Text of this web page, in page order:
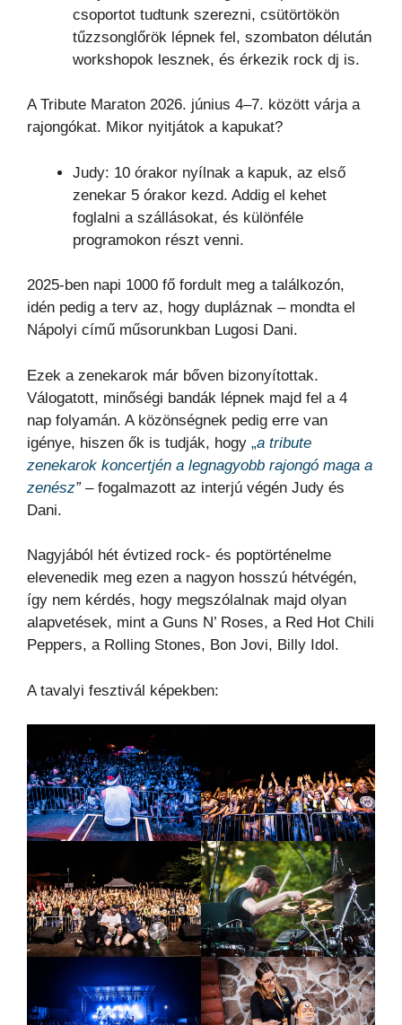
csoportot tudtunk szerezni, csütörtökön
tűzzsonglőrök lépnek fel, szombaton délután
workshopok lesznek, és érkezik rock dj is.
A Tribute Maraton 2026. június 4–7. között várja a
rajongókat. Mikor nyitjátok a kapukat?
Judy: 10 órakor nyílnak a kapuk, az első
zenekar 5 órakor kezd. Addig el kehet
foglalni a szállásokat, és különféle
programokon részt venni.
2025-ben napi 1000 fő fordult meg a találkozón,
idén pedig a terv az, hogy dupláznak – mondta el
Nápolyi című műsorunkban Lugosi Dani.
Ezek a zenekarok már bőven bizonyítottak.
Válogatott, minőségi bandák lépnek majd fel a 4
nap folyamán. A közönségnek pedig erre van
igénye, hiszen ők is tudják, hogy „a tribute
zenekarok koncertjén a legnagyobb rajongó maga a
zenész”– fogalmazott az interjú végén Judy és
Dani.
Nagyjából hét évtized rock- és poptörténelme
elevenedik meg ezen a nagyon hosszú hétvégén,
így nem kérdés, hogy megszólalnak majd olyan
alapvetések, mint a Guns N’ Roses, a Red Hot Chili
Peppers, a Rolling Stones, Bon Jovi, Billy Idol.
A tavalyi fesztivál képekben: